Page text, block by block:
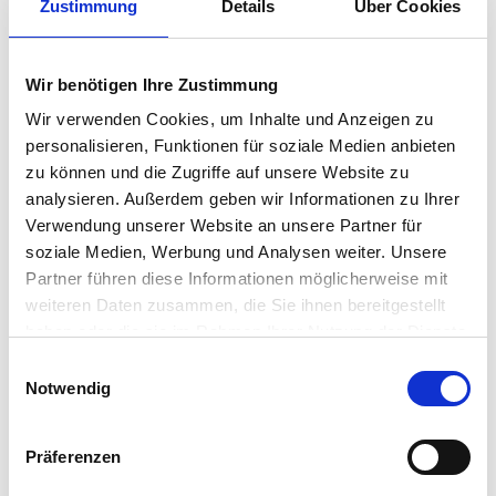
Zustimmung Details Über Cookies
Wir benötigen Ihre Zustimmung
Wir verwenden Cookies, um Inhalte und Anzeigen zu
personalisieren, Funktionen für soziale Medien anbieten
zu können und die Zugriffe auf unsere Website zu
analysieren. Außerdem geben wir Informationen zu Ihrer
Verwendung unserer Website an unsere Partner für
soziale Medien, Werbung und Analysen weiter. Unsere
Partner führen diese Informationen möglicherweise mit
weiteren Daten zusammen, die Sie ihnen bereitgestellt
Notwendig
Präferenzen
sein, dass inhaltliche Fehler nicht entdeckt wurden oder der Inhalt
nicht mehr dem aktuellen Gesetzesstand entspricht. Finden Sie
Fehler, freuen wir uns, wenn Sie uns Bescheid geben. Wir werden
die Informationen dann umgehend berichtigen.
Mehr zu diesem Thema